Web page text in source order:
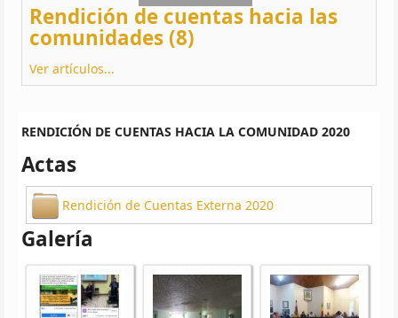
Rendición de cuentas hacia las
comunidades (8)
Ver artículos...
RENDICIÓN DE CUENTAS HACIA LA COMUNIDAD 2020
Actas
Rendición de Cuentas Externa 2020
Galería